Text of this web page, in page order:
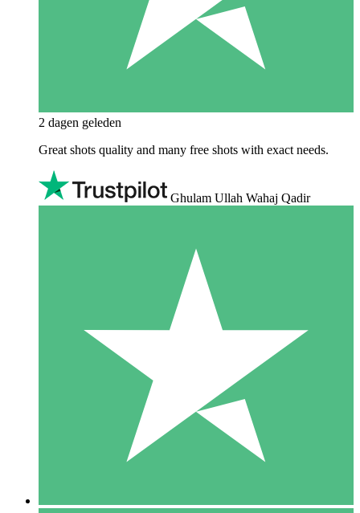
2 dagen geleden
Great shots quality and many free shots with exact needs.
Ghulam Ullah Wahaj Qadir